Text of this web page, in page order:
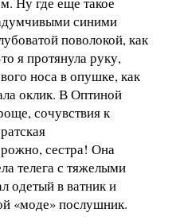
синими
поволокой, как
я протянула руку,
носа в опушке, как
оклик. В Оптиной
сочувствия к
сестра! Она
телега с тяжелыми
одетый в ватник и
«моде» послушник.